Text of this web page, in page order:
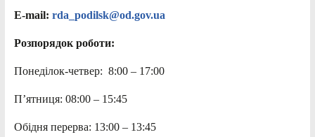
E-mail: rda_podilsk@od.gov.ua
Розпорядок роботи:
Понеділок-четвер: 8:00 – 17:00
П’ятниця: 08:00 – 15:45
Обідня перерва: 13:00 – 13:45